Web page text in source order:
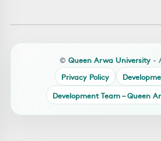
© Queen Arwa University -
Privacy Policy
Development Team – Queen